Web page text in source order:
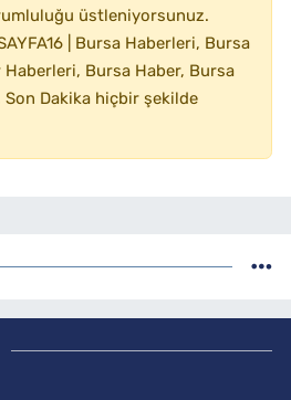
üstleniyorsunuz.
| Bursa Haberleri, Bursa
Bursa Haber, Bursa
Son Dakika hiçbir şekilde